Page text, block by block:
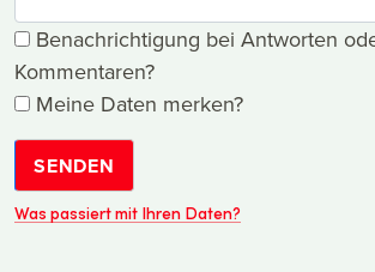
Benachrichtigung bei Antworten
Kommentaren?
Meine Daten merken?
SENDEN
Was passiert mit Ihren Daten?